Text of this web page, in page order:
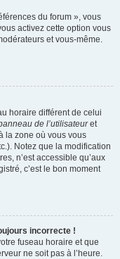
du forum », vous
activez cette option vous
et vous-même.
horaire différent de celui
de l’utilisateuret
la zone où vous vous
Notez que la modification
n’est accessible qu’aux
c’est le bon moment
incorrecte !
fuseau horaire et que
ne soit pas à l’heure.